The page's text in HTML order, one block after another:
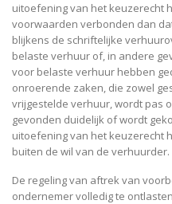
uitoefening van het keuzerecht
voorwaarden verbonden dan
blijkens de schriftelijke
belaste verhuur of, in andere
voor belaste verhuur hebben
onroerende zaken, die zowel
vrijgestelde verhuur, wordt pas
gevonden duidelijk of wordt
uitoefening van het keuzerecht
buiten de wil van de verhuurder.
De regeling van aftrek van
ondernemer volledig te